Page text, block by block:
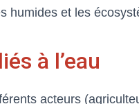
humides et les
à l’eau
acteurs